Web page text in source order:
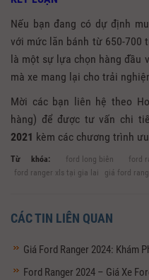
Nếu bạn đang có dự định
với mức lăn bánh từ 650-700
là một sự lựa chọn hàng đầu
mà xe mang lại cho trải
Mời các bạn liên hệ theo
hàng) để được tư vấn chi
2021 kèm các chương trình
Từ khóa: ford long biên ford
ford ranger xls tại gia lai
giá ford
CÁC TIN LIÊN QUAN
Giá Ford Ranger 2024: Khám
Ford Ranger 2024 – Giá Xe